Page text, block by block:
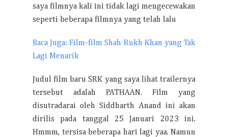
saya filmnya kali ini tidak lagi mengecewakan
seperti beberapa filmnya yang telah lalu
Baca Juga: Film-film Shah Rukh Khan yang Tak
Lagi Menarik
Judul film baru SRK yang saya lihat trailernya
tersebut adalah PATHAAN. Film yang
disutradarai oleh Siddharth Anand ini akan
dirilis pada tanggal 25 Januari 2023 ini.
Hmmm, tersisa beberapa hari lagi yaa. Namun